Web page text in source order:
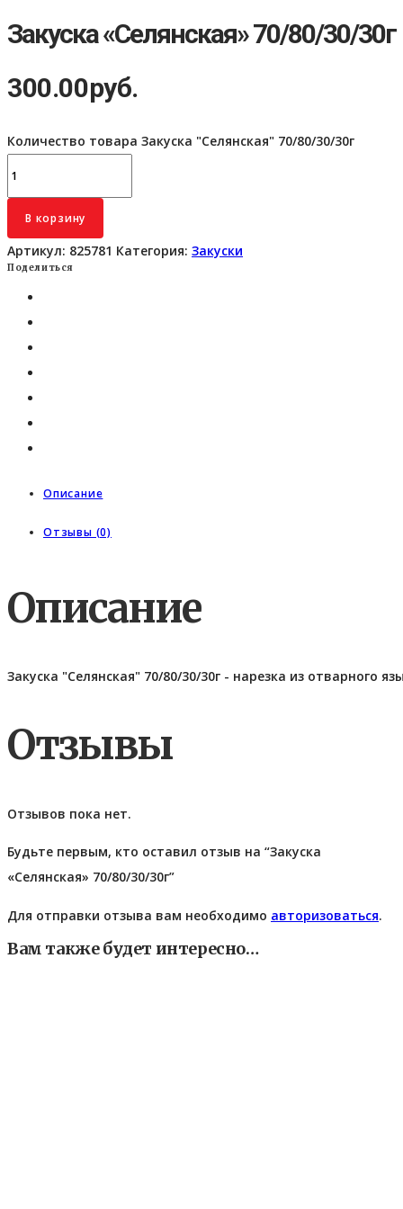
Закуска «Селянская» 70/80/30/30г
300.00руб.
Количество товара Закуска "Селянская" 70/80/30/30г
В корзину
Артикул: 825781 Категория: Закуски
Поделиться
Описание
Отзывы (0)
Описание
Закуска "Селянская" 70/80/30/30г - нарезка из отварного
Отзывы
Отзывов пока нет.
Будьте первым, кто оставил отзыв на “Закуска
«Селянская» 70/80/30/30г”
Для отправки отзыва вам необходимо авторизоваться.
Вам также будет интересно…